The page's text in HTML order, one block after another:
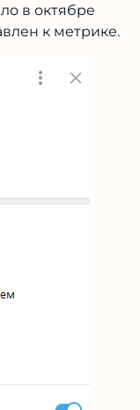
в октябре
к метрике.